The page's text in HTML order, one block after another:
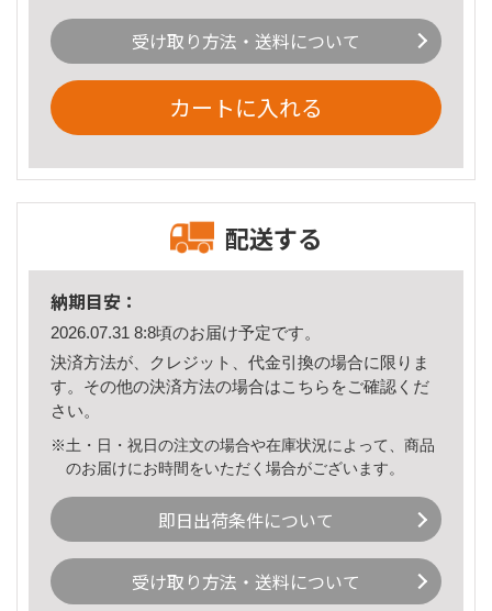
受け取り方法・送料について
カートに入れる
配送する
納期目安：
2026.07.31 8:8頃のお届け予定です。
決済方法が、クレジット、代金引換の場合に限りま
す。その他の決済方法の場合はこちら をご確認くだ
さい。
※土・日・祝日の注文の場合や在庫状況によって、商品
のお届けにお時間をいただく場合がございます。
即日出荷条件について
受け取り方法・送料について